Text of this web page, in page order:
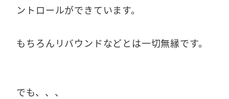
ントロールができています。
もちろんリバウンドなどとは一切無縁です。
でも、、、